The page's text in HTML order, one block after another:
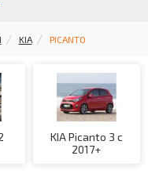
KIA PICANTO
KIA Picanto 3 с
2017+